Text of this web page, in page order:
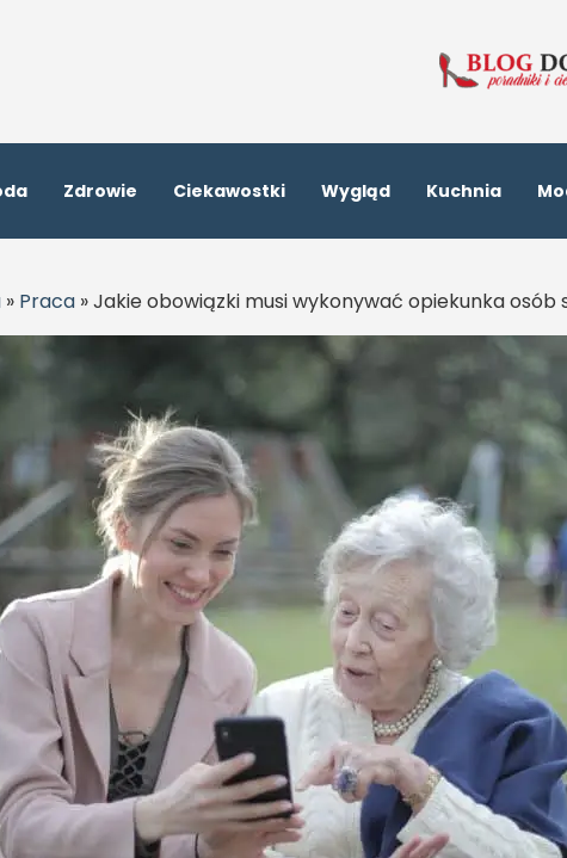
Zdrowie Ciekawostki Wygląd Kuchnia
» Praca »Jakie obowiązki musi wykonywać opiekunka osób